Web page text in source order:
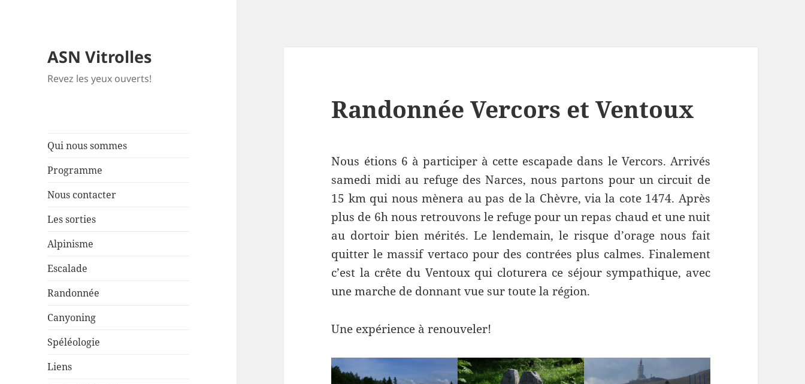
ASN Vitrolles
Revez les yeux ouverts!
Qui nous sommes
Programme
Nous contacter
Les sorties
Alpinisme
Escalade
Randonnée
Canyoning
Spéléologie
Liens
Randonnée Vercors et Ventoux
Nous étions 6 à participer à cette escapade dans le Vercors. Arrivés
samedi midi au refuge des Narces, nous partons pour un circuit de
15 km qui nous mènera au pas de la Chèvre, via la cote 1474. Après
plus de 6h nous retrouvons le refuge pour un repas chaud et une nuit
au dortoir bien mérités. Le lendemain, le risque d’orage nous fait
quitter le massif vertaco pour des contrées plus calmes. Finalement
c’est la crête du Ventoux qui cloturera ce séjour sympathique, avec
une marche de donnant vue sur toute la région.
Une expérience à renouveler!